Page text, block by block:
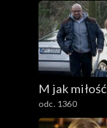
M jak miłość
odc. 1360